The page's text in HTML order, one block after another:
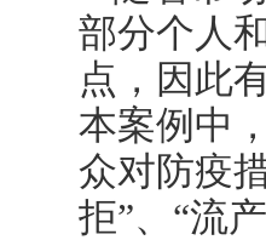
部分个人
点，因此
本案例中
众对防疫
拒”、“流